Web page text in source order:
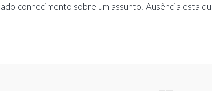
conhecimento sobre um assunto. Ausência esta